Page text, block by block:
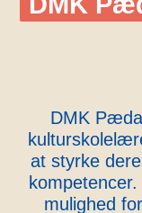
DMK
at styrke
mulighed